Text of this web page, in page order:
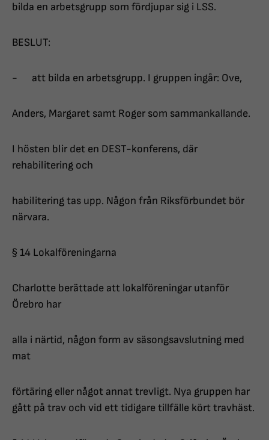
bilda en arbetsgrupp som fördjupar sig i LSS.
BESLUT:
- att bilda en arbetsgrupp. I gruppen ingår: Ove,
Anders, Margaret samt Roger som sammankallande.
I hösten blir det en DEST-konferens, där
rehabilitering och
habilitering tas upp. Någon från Riksförbundet bör
närvara.
§ 14 Lokalföreningarna
Charlotte berättade att lokalföreningar utanför
Örebro har
alla i närtid, någon form av säsongsavslutning med
mat
förtäring eller något annat trevligt. Nya gruppen har
gått på trav och vid ett tidigare tillfälle kört travhäst.